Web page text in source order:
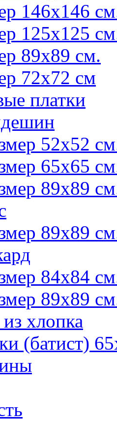
146х146
125х125
89х89 см.
72x72 см
платки
52х52
65х65
89х89
89х89
84х84
89х89
хлопка
(батист)